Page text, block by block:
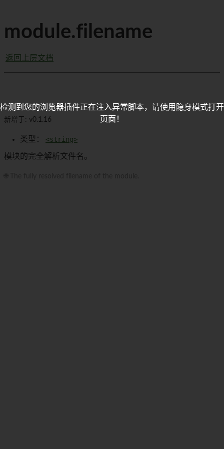
module.filename
返回上层文档
新增于: v0.1.16
类型： <string>
模块的完全解析文件名。
检测到您的浏览器插件正在注入异常脚本，请使用隐身模式打开
页面！